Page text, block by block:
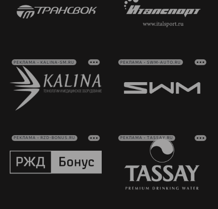
РЕКЛАМА • KALINA-SM.RU РЕКЛАМА • SWM-AUTO.RU
РЕКЛАМА • RZD-BONUS.RU РЕКЛАМА • TASSAY.RU